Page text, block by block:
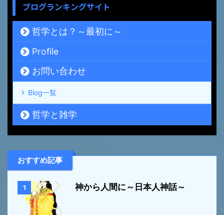
ブログランキングサイト
哲学とは？～最初に～
Profile
お問い合わせ
Blog一覧
哲学と雑学
おすすめ記事
1 神から人間に～日本人神話～